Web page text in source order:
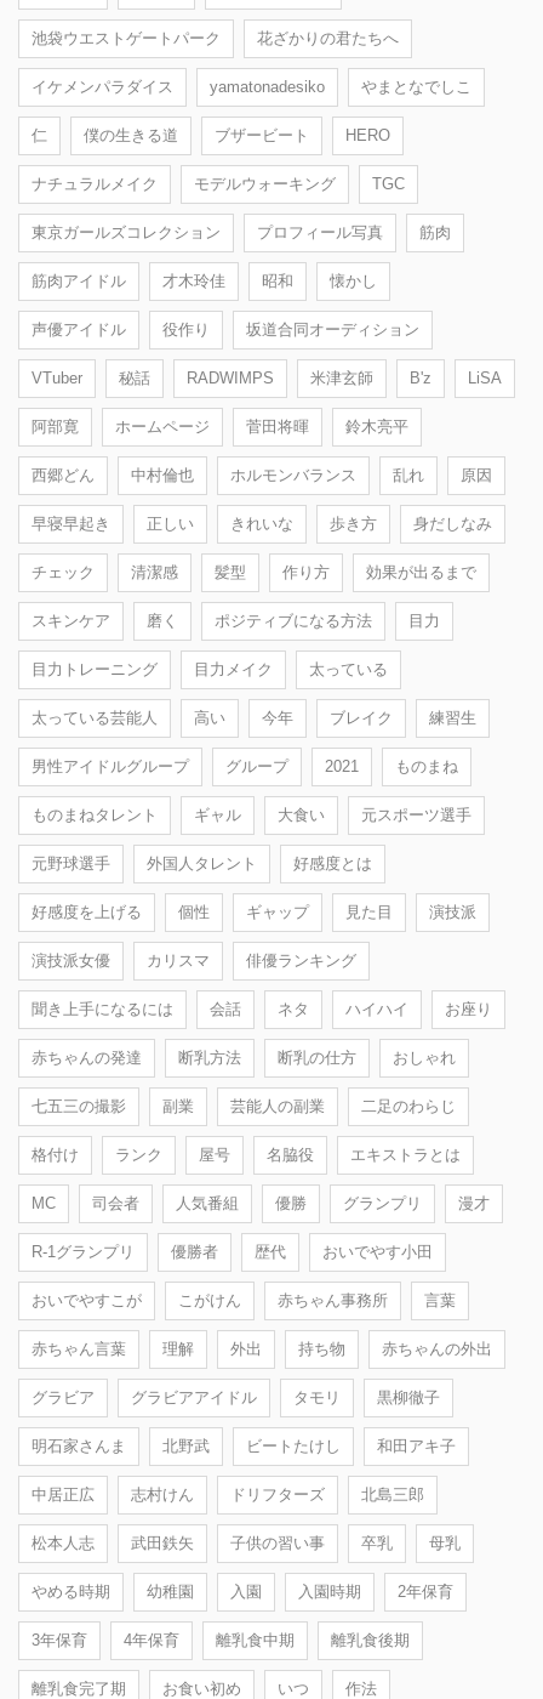
池袋ウエストゲートパーク 花ざかりの君たちへ
イケメンパラダイス yamatonadesiko やまとなでしこ
仁 僕の生きる道 ブザービート HERO
ナチュラルメイク モデルウォーキング TGC
東京ガールズコレクション プロフィール写真 筋肉
筋肉アイドル 才木玲佳 昭和 懐かし
声優アイドル 役作り 坂道合同オーディション
VTuber 秘話 RADWIMPS 米津玄師 B'z LiSA
阿部寛 ホームページ 菅田将暉 鈴木亮平
西郷どん 中村倫也 ホルモンバランス 乱れ 原因
早寝早起き 正しい きれいな 歩き方 身だしなみ
チェック 清潔感 髪型 作り方 効果が出るまで
スキンケア 磨く ポジティブになる方法 目力
目力トレーニング 目力メイク 太っている
太っている芸能人 高い 今年 ブレイク 練習生
男性アイドルグループ グループ 2021 ものまね
ものまねタレント ギャル 大食い 元スポーツ選手
元野球選手 外国人タレント 好感度とは
好感度を上げる 個性 ギャップ 見た目 演技派
演技派女優 カリスマ 俳優ランキング
聞き上手になるには 会話 ネタ ハイハイ お座り
赤ちゃんの発達 断乳方法 断乳の仕方 おしゃれ
七五三の撮影 副業 芸能人の副業 二足のわらじ
格付け ランク 屋号 名脇役 エキストラとは
MC 司会者 人気番組 優勝 グランプリ 漫才
R-1グランプリ 優勝者 歴代 おいでやす小田
おいでやすこが こがけん 赤ちゃん事務所 言葉
赤ちゃん言葉 理解 外出 持ち物 赤ちゃんの外出
グラビア グラビアアイドル タモリ 黒柳徹子
明石家さんま 北野武 ビートたけし 和田アキ子
中居正広 志村けん ドリフターズ 北島三郎
松本人志 武田鉄矢 子供の習い事 卒乳 母乳
やめる時期 幼稚園 入園 入園時期 2年保育
3年保育 4年保育 離乳食中期 離乳食後期
離乳食完了期 お食い初め いつ 作法